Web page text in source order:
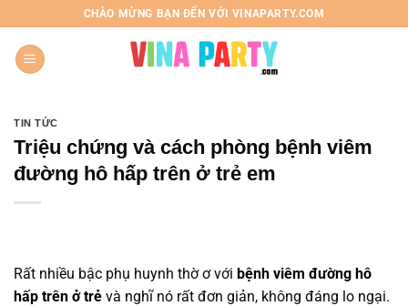
đến
nội
dung
CHÀO MỪNG BẠN ĐẾN VỚI VINAPARTY.COM
TIN TỨC
Triệu chứng và cách phòng bệnh viêm
đường hô hấp trên ở trẻ em
Rất nhiều bậc phụ huynh thờ ơ với bệnh viêm đường hô
hấp trên ở trẻ và nghĩ nó rất đơn giản, không đáng lo ngại.